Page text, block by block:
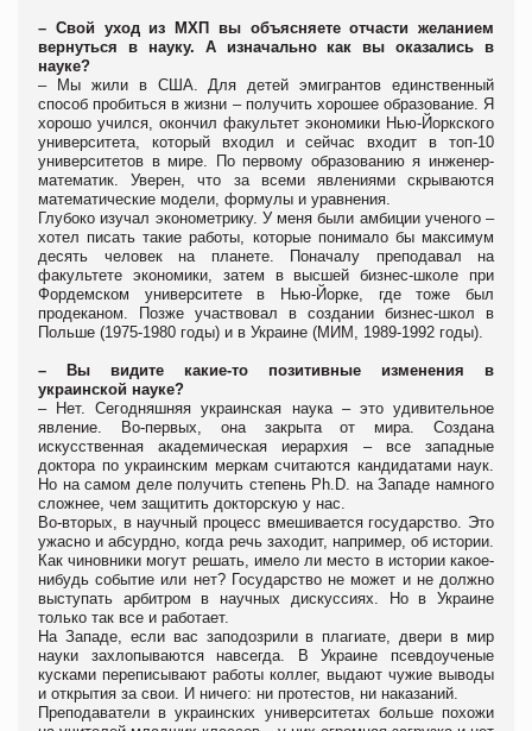
– Свой уход из МХП вы объясняете отчасти желанием
вернуться в науку. А изначально как вы оказались в
науке?
– Мы жили в США. Для детей эмигрантов единственный
способ пробиться в жизни – получить хорошее образование. Я
хорошо учился, окончил факультет экономики Нью-Йоркского
университета, который входил и сейчас входит в топ-10
университетов в мире. По первому образованию я инженер-
математик. Уверен, что за всеми явлениями скрываются
математические модели, формулы и уравнения.
Глубоко изучал эконометрику. У меня были амбиции ученого –
хотел писать такие работы, которые понимало бы максимум
десять человек на планете. Поначалу преподавал на
факультете экономики, затем в высшей бизнес-школе при
Фордемском университете в Нью-Йорке, где тоже был
продеканом. Позже участвовал в создании бизнес-школ в
Польше (1975-1980 годы) и в Украине (МИМ, 1989-1992 годы).
– Вы видите какие-то позитивные изменения в
украинской науке?
– Нет. Сегодняшняя украинская наука – это удивительное
явление. Во-первых, она закрыта от мира. Создана
искусственная академическая иерархия – все западные
доктора по украинским меркам считаются кандидатами наук.
Но на самом деле получить степень Ph.D. на Западе намного
сложнее, чем защитить докторскую у нас.
Во-вторых, в научный процесс вмешивается государство. Это
ужасно и абсурдно, когда речь заходит, например, об истории.
Как чиновники могут решать, имело ли место в истории какое-
нибудь событие или нет? Государство не может и не должно
выступать арбитром в научных дискуссиях. Но в Украине
только так все и работает.
На Западе, если вас заподозрили в плагиате, двери в мир
науки захлопываются навсегда. В Украине псевдоученые
кусками переписывают работы коллег, выдают чужие выводы
и открытия за свои. И ничего: ни протестов, ни наказаний.
Преподаватели в украинских университетах больше похожи